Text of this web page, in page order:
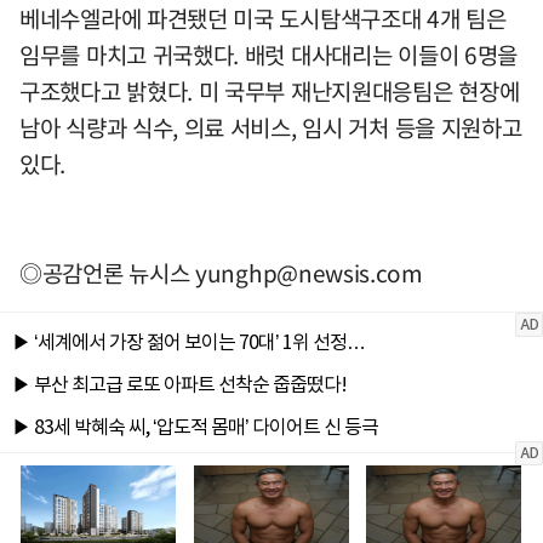
베네수엘라에 파견됐던 미국 도시탐색구조대 4개 팀은
임무를 마치고 귀국했다. 배럿 대사대리는 이들이 6명을
구조했다고 밝혔다. 미 국무부 재난지원대응팀은 현장에
남아 식량과 식수, 의료 서비스, 임시 거처 등을 지원하고
있다.
◎공감언론 뉴시스yunghp@newsis.com